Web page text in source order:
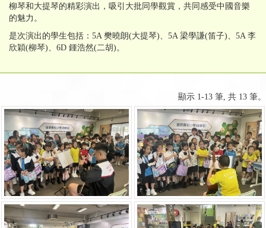
柳琴和大提琴的精彩演出，吸引大批同學觀賞，共同感受中國音樂
的魅力。
是次演出的學生包括：5A 樊曉朗(大提琴)、5A 梁學謙(笛子)、5A 李
欣穎(柳琴)、6D 鍾浩然(二胡)。
顯示 1-13 筆, 共 13 筆。